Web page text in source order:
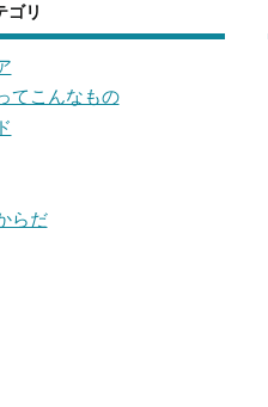
ゴリ
てこんなもの
らだ